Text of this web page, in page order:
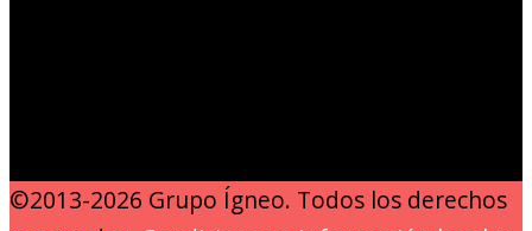
©2013-2026 Grupo Ígneo. Todos los derechos